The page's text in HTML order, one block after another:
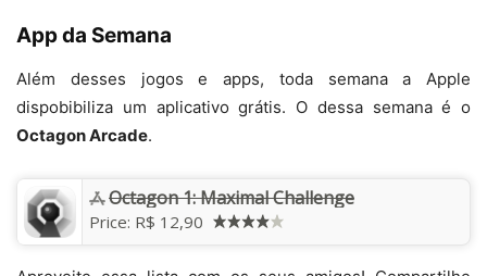
App da Semana
Além desses jogos e apps, toda semana a Apple
dispobibiliza um aplicativo grátis. O dessa semana é o
Octagon Arcade.
Octagon 1: Maximal Challenge
Price: R$ 12,90